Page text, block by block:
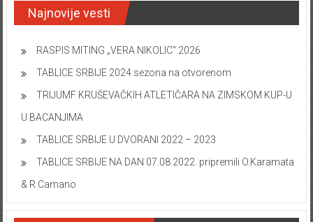
Najnovije vesti
RASPIS MITING „VERA NIKOLIC“ 2026
TABLICE SRBIJE 2024 sezona na otvorenom
TRIJUMF KRUŠEVAČKIH ATLETIČARA NA ZIMSKOM KUP-U
U BACANJIMA
TABLICE SRBIJE U DVORANI 2022 – 2023
TABLICE SRBIJE NA DAN 07.08.2022. pripremili O.Karamata
& R.Camano